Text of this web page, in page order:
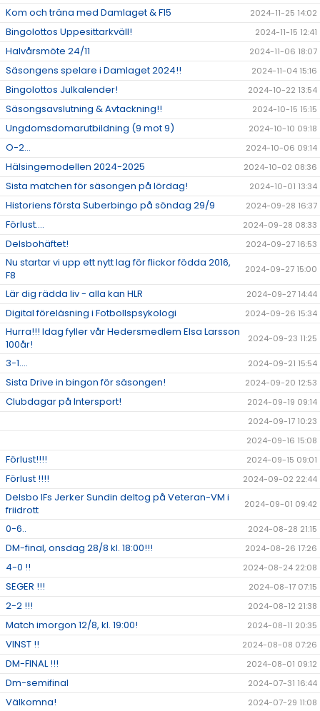
Kom och träna med Damlaget & F15 2024-11-25 14:02
Bingolottos Uppesittarkväll! 2024-11-15 12:41
Halvårsmöte 24/11 2024-11-06 18:07
Säsongens spelare i Damlaget 2024!! 2024-11-04 15:16
Bingolottos Julkalender! 2024-10-22 13:54
Säsongsavslutning & Avtackning!! 2024-10-15 15:15
Ungdomsdomarutbildning (9 mot 9) 2024-10-10 09:18
O-2... 2024-10-06 09:14
Hälsingemodellen 2024-2025 2024-10-02 08:36
Sista matchen för säsongen på lördag! 2024-10-01 13:34
Historiens första Suberbingo på söndag 29/9 2024-09-28 16:37
Förlust.... 2024-09-28 08:33
Delsbohäftet! 2024-09-27 16:53
Nu startar vi upp ett nytt lag för flickor födda 2016,
F8
2024-09-27 15:00
Lär dig rädda liv - alla kan HLR 2024-09-27 14:44
Digital föreläsning i Fotbollspsykologi 2024-09-26 15:34
Hurra!!! Idag fyller vår Hedersmedlem Elsa Larsson
100år!
2024-09-23 11:25
3-1.... 2024-09-21 15:54
Sista Drive in bingon för säsongen! 2024-09-20 12:53
Clubdagar på Intersport!
2024-09-19 09:14
2024-09-17 10:23
2024-09-16 15:08
Förlust!!!! 2024-09-15 09:01
Förlust !!!! 2024-09-02 22:44
Delsbo IFs Jerker Sundin deltog på Veteran-VM i
friidrott
2024-09-01 09:42
0-6.. 2024-08-28 21:15
DM-final, onsdag 28/8 kl. 18:00!!! 2024-08-26 17:26
4-0 !! 2024-08-24 22:08
SEGER !!! 2024-08-17 07:15
2-2 !!! 2024-08-12 21:38
Match imorgon 12/8, kl. 19:00! 2024-08-11 20:35
VINST !! 2024-08-08 07:26
DM-FINAL !!! 2024-08-01 09:12
Dm-semifinal 2024-07-31 16:44
Välkomna! 2024-07-29 11:08